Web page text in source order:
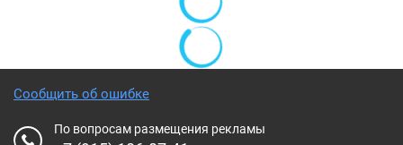
Сообщить об ошибке
По вопросам размещения рекламы